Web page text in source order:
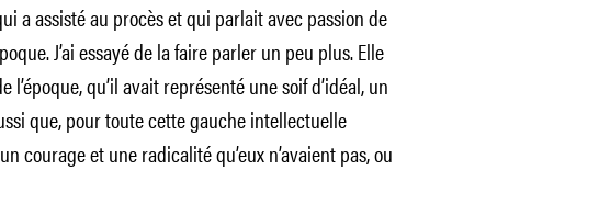
a assisté au procès et qui parlait avec passion de
J’ai essayé de la faire parler un peu plus. Elle
l’époque, qu’il avait représenté une soif d’idéal, un
que, pour toute cette gauche intellectuelle
courage et une radicalité qu’eux n’avaient pas, ou